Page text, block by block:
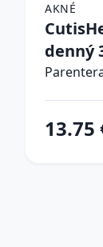
AKNÉ
denný
13.75